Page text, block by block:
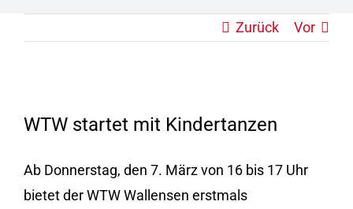
Zurück Vor
grösseres
WTW startet mit Kindertanzen
Ab Donnerstag, den 7. März von 16 bis 17 Uhr
bietet der WTW Wallensen erstmals